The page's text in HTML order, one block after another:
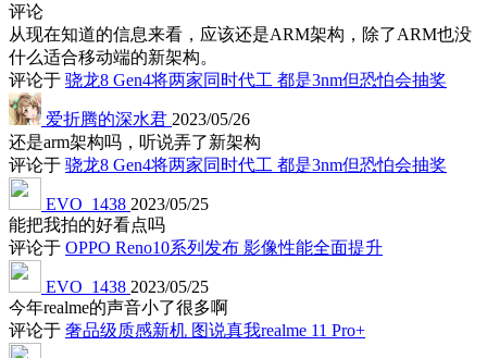
评论
从现在知道的信息来看，应该还是ARM架构，除了ARM也没
什么适合移动端的新架构。
评论于 骁龙8 Gen4将两家同时代工 都是3nm但恐怕会抽奖
爱折腾的深水君 2023/05/26
还是arm架构吗，听说弄了新架构
评论于 骁龙8 Gen4将两家同时代工 都是3nm但恐怕会抽奖
EVO_1438 2023/05/25
能把我拍的好看点吗
评论于 OPPO Reno10系列发布 影像性能全面提升
EVO_1438 2023/05/25
今年realme的声音小了很多啊
评论于 奢品级质感新机 图说真我realme 11 Pro+